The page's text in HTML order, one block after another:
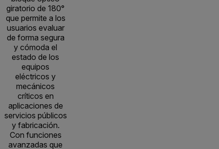
giratorio de 180°
que permite a los
usuarios evaluar
de forma segura
y cómoda el
estado de los
equipos
eléctricos y
mecánicos
críticos en
aplicaciones de
servicios públicos
y fabricación.
Con funciones
avanzadas que